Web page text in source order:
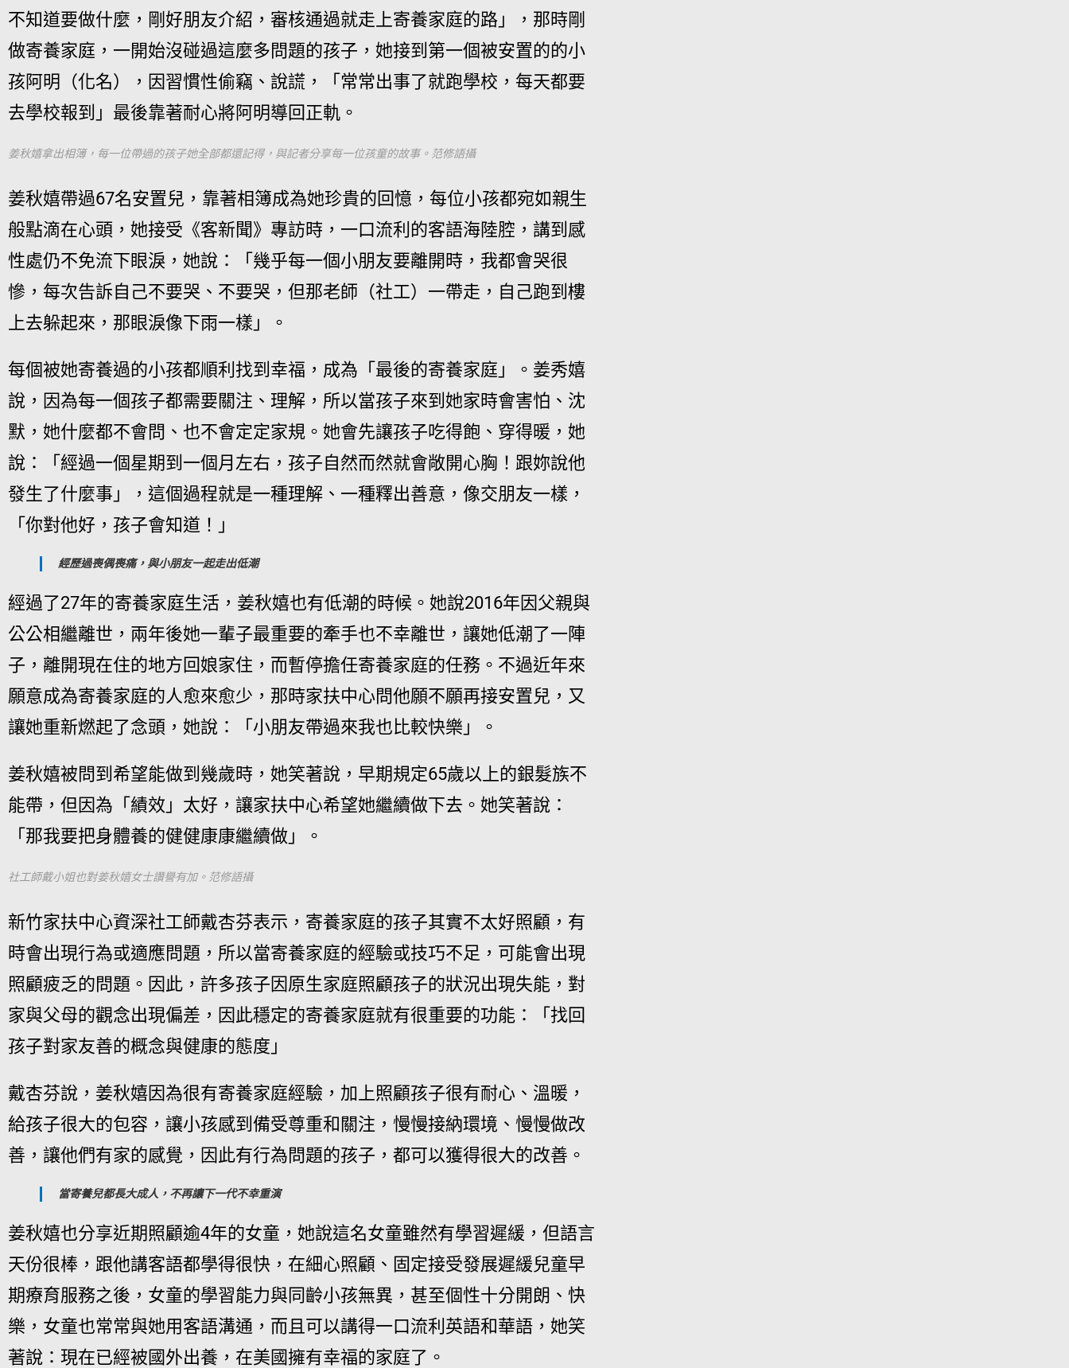
不知道要做什麼，剛好朋友介紹，審核通過就走上寄養家庭的路」，那時剛
做寄養家庭，一開始沒碰過這麼多問題的孩子，她接到第一個被安置的的小
孩阿明（化名），因習慣性偷竊、說謊，「常常出事了就跑學校，每天都要
去學校報到」最後靠著耐心將阿明導回正軌。
姜秋嬉拿出相簿，每一位帶過的孩子她全部都還記得，與記者分享每一位孩童的故事。范修語攝
姜秋嬉帶過67名安置兒，靠著相簿成為她珍貴的回憶，每位小孩都宛如親生
般點滴在心頭， 她接受《客新聞》專訪時，一口流利的客語海陸腔，講到感
性處仍不免流下眼淚，她說：「 幾乎每一個小朋友要離開時，我都會哭很
慘， 每次告訴自己不要哭、不要哭，但那老師（社工）一帶走， 自己跑到樓
上去躲起來，那眼淚像下雨一樣 」。
每個被她寄養過的小孩都順利找到幸福，成為「最後的寄養家庭」。姜秀嬉
說，因為每一個孩子都需要關注、理解，所以當孩子來到她家時會害怕、沈
默，她什麼都不會問、也不會定定家規。她會先讓孩子吃得飽、穿得暖，她
說：「經過一個星期到一個月左右，孩子自然而然就會敞開心胸！跟妳說他
發生了什麼事」，這個過程就是一種理解、一種釋出善意，像交朋友一樣，
「你對他好，孩子會知道！」
經歷過喪偶喪痛，與小朋友一起走出低潮
經過了27年的寄養家庭生活， 姜秋嬉也有低潮的時候。她說2016年因父親與
公公相繼離世，兩年後她一輩子最重要的牽手也不幸離世，讓她低潮了一陣
子，離開現在住的地方回娘家住，而暫停擔任寄養家庭的任務。不過近年來
願意成為寄養家庭的人愈來愈少，那時家扶中心問他願不願再接安置兒，又
讓她重新燃起了念頭，她說：「 小朋友帶過來我也比較快樂 」。
姜秋嬉被問到希望能做到幾歲時，她笑著說，早期規定65歲以上的銀髮族不
能帶，但因為「績效」太好，讓家扶中心希望她繼續做下去。她笑著說：
「那我要把身體養的健健康康繼續做」。
社工師戴小姐也對姜秋嬉女士讚譽有加。范修語攝
新竹家扶中心資深社工師戴杏芬表示，寄養家庭的孩子其實不太好照顧，有
時會出現行為或適應問題，所以當寄養家庭的經驗或技巧不足，可能會出現
照顧疲乏的問題。因此，許多孩子因原生家庭照顧孩子的狀況出現失能，對
家與父母的觀念出現偏差，因此穩定的寄養家庭就有很重要的功能：「找回
孩子對家友善的概念與健康的態度」
戴杏芬說，姜秋嬉因為很有寄養家庭經驗，加上照顧孩子很有耐心、溫暖，
給孩子很大的包容，讓小孩感到備受尊重和關注，慢慢接納環境、慢慢做改
善，讓他們有家的感覺，因此有行為問題的孩子，都可以獲得很大的改善。
當寄養兒都長大成人，不再讓下一代不幸重演
姜秋嬉也分享近期照顧逾4年的女童，她說這名女童雖然有學習遲緩，但語言
天份很棒，跟他講客語都學得很快，在細心照顧、固定接受發展遲緩兒童早
期療育服務之後，女童的學習能力與同齡小孩無異，甚至個性十分開朗、快
樂，女童也常常與她用客語溝通，而且可以講得一口流利英語和華語，她笑
著說：現在已經被國外出養，在美國擁有幸福的家庭了。